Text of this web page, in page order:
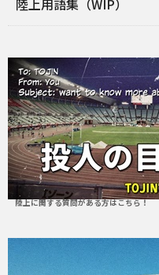
陸上用語集（WIP）
陸上に関する質問がある方はこちら！